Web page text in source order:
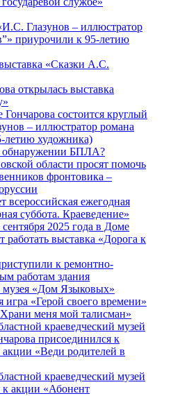
Глазунов – иллюстратор
приурочили к 95-летию
«Сказки А.С.
открылась выставка
состоится круглый
– иллюстратор романа
летию художника)
обнаружении БПЛА?
области просят помочь
фронтовика –
всероссийская ежегодная
суббота. Краеведение»
2025 года в Доме
работать выставка «Дорога к
к ремонтно-
работам здания
музея «Дом Языковых»
игра «Герой своего времени»
меня мой талисман»
краеведческий музей
присоединился к
акции «Веди родителей в
краеведческий музей
к акции «Абонент